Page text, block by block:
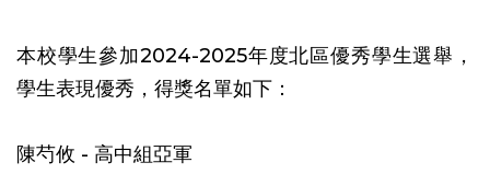
本校學生參加2024-2025年度北區優秀學生選舉，
學生表現優秀，得獎名單如下：
陳芍攸 - 高中組亞軍